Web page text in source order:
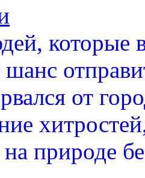
которые
от
природе